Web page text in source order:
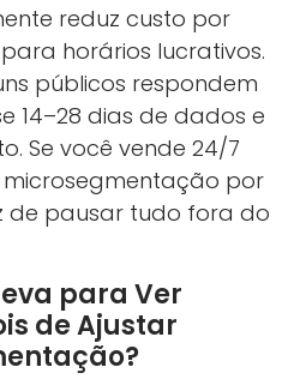
reduz custo por
horários lucrativos.
públicos respondem
14–28 dias de dados e
Se você vende 24/7
por
de pausar tudo fora do
para Ver
de Ajustar